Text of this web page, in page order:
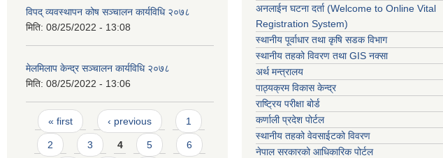
विपद् व्यवस्थापन कोष सञ्चालन कार्यविधि २०७८
मिति: 08/25/2022 - 13:08
मेलमिलाप केन्द्र सञ्चालन कार्यविधि २०७८
मिति: 08/25/2022 - 13:06
Pages
« first ‹ previous 1
2 3 4 5 6
अनलाईन घटना दर्ता (Welcome to Online Vital
Registration System)
स्थानीय पूर्वाधार तथा कृषि सडक विभाग
स्थानीय तहको विवरण तथा GIS नक्सा
अर्थ मन्त्रालय
पाठ्यक्रम विकास केन्द्र
राष्ट्रिय परीक्षा बोर्ड
कर्णाली प्रदेश पोर्टल
स्थानीय तहको वेवसाईटको विवरण
नेपाल सरकारको आधिकारिक पोर्टल